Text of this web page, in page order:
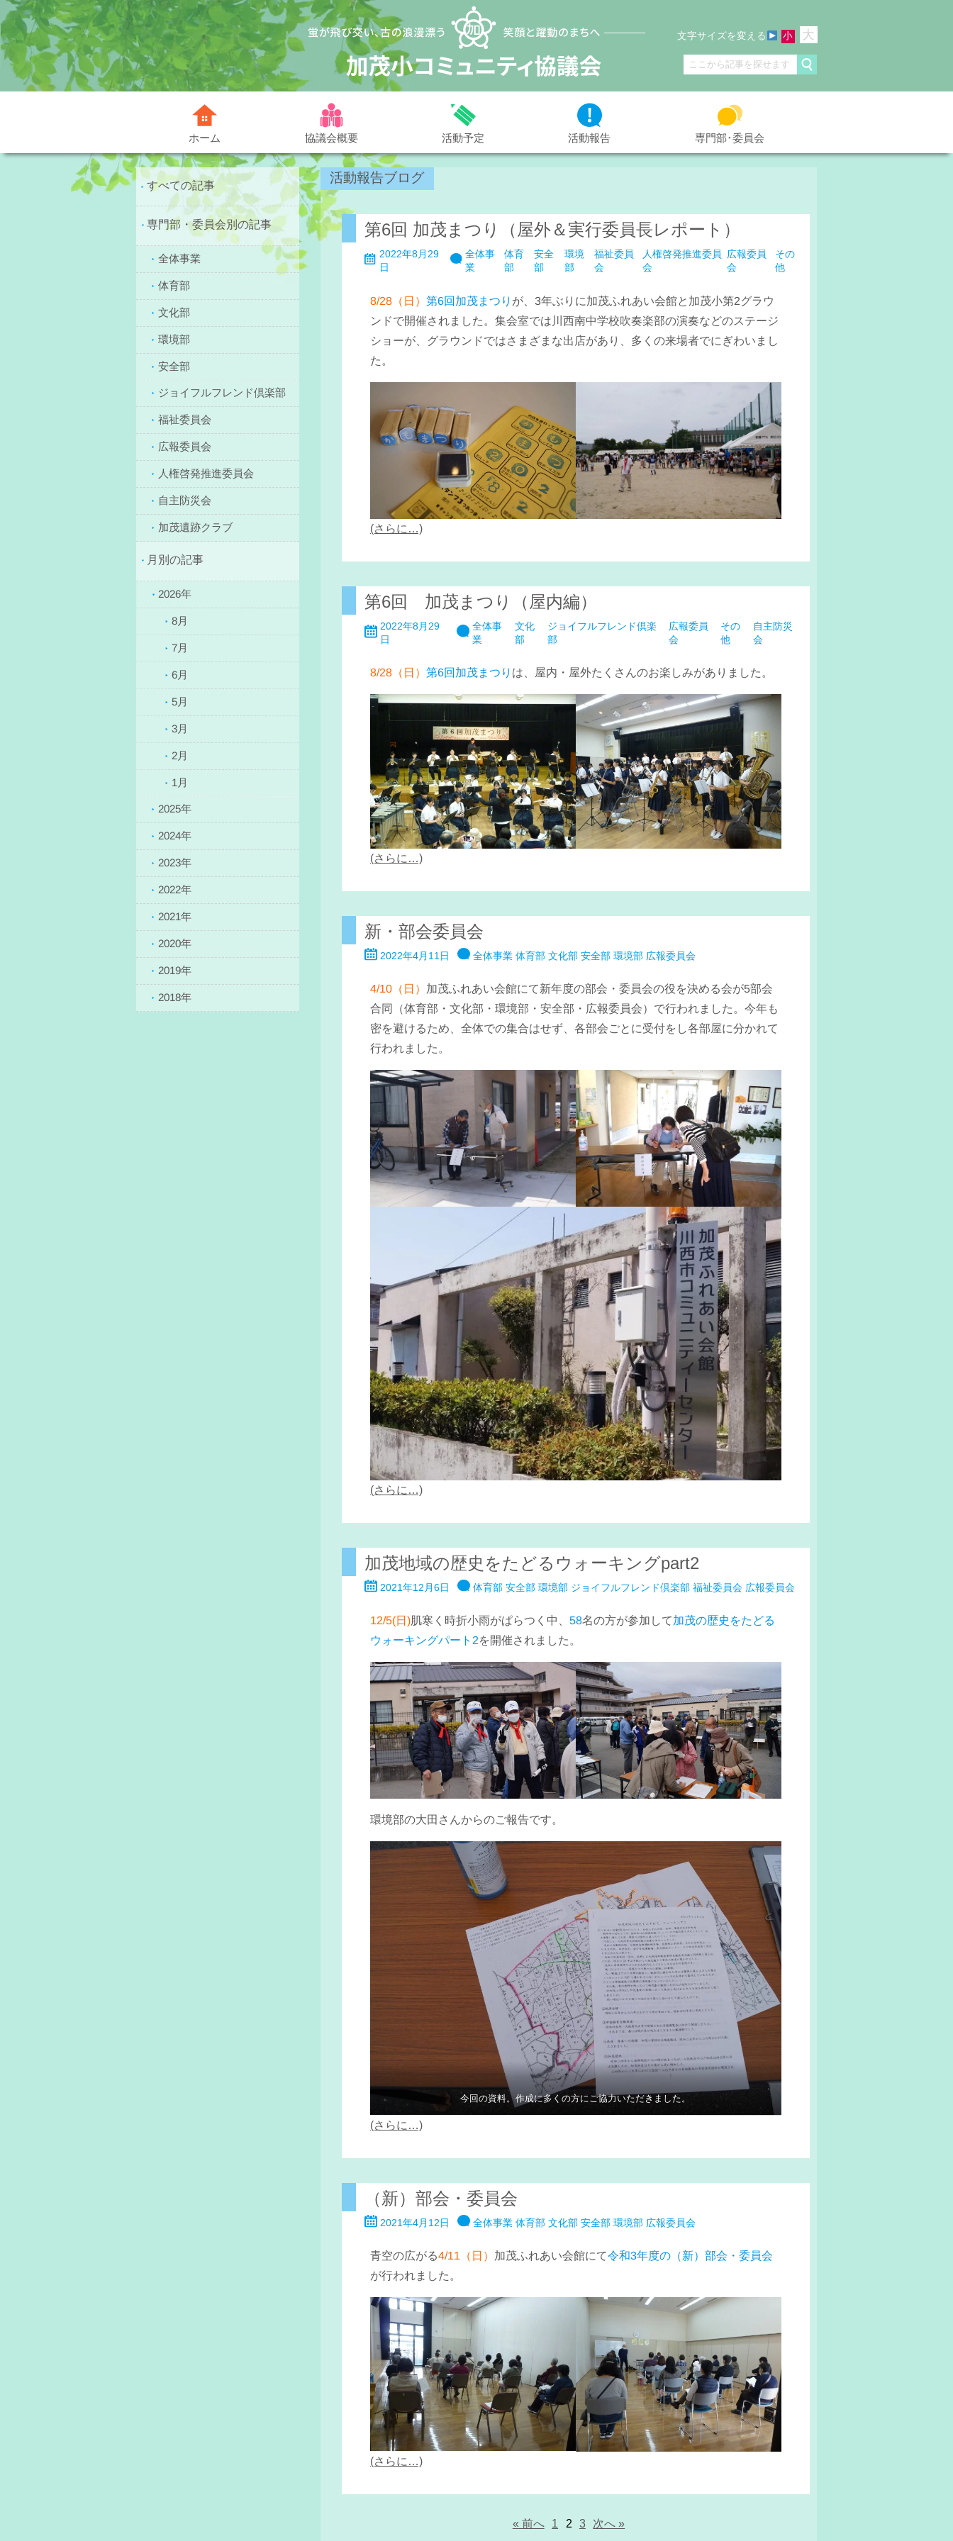
文字サイズを変える 小 大
ホーム 協議会概要 活動予定 活動報告 専門部･委員会
すべての記事
専門部・委員会別の記事
全体事業
体育部
文化部
環境部
安全部
ジョイフルフレンド倶楽部
福祉委員会
広報委員会
人権啓発推進委員会
自主防災会
加茂遺跡クラブ
月別の記事
2026年
8月
7月
6月
5月
3月
2月
1月
2025年
2024年
2023年
2022年
2021年
2020年
2019年
2018年
活動報告ブログ
第6回 加茂まつり（屋外＆実行委員長レポート）
2022年8月29
日
全体事
業
体育
部
安全
部
環境
部
福祉委員
会
人権啓発推進委員
会
広報委員
会
その
他
8/28（日）第6回加茂まつり が、3年ぶりに加茂ふれあい会館と加茂小第2グラウ
ンドで開催されました。集会室では川西南中学校吹奏楽部の演奏などのステージ
ショーが、グラウンドではさまざまな出店があり、多くの来場者でにぎわいまし
た。
(さらに…)
第6回 加茂まつり（屋内編）
2022年8月29
日
全体事
業
文化
部
ジョイフルフレンド倶楽
部
広報委員
会
その
他
自主防災
会
8/28（日）第6回加茂まつり は、屋内・屋外たくさんのお楽しみがありました。
(さらに…)
新・部会委員会
2022年4月11日 全体事業 体育部 文化部 安全部 環境部 広報委員会
4/10（日） 加茂ふれあい会館にて新年度の部会・委員会の役を決める会が5部会
合同（体育部・文化部・環境部・安全部・広報委員会）で行われました。今年も
密を避けるため、全体での集合はせず、各部会ごとに受付をし各部屋に分かれて
行われました。
(さらに…)
加茂地域の歴史をたどるウォーキングpart2
2021年12月6日 体育部 安全部 環境部 ジョイフルフレンド倶楽部 福祉委員会 広報委員会
12/5(日)肌寒く時折小雨がぱらつく中、58名の方が参加して加茂の歴史をたどる
ウォーキングパート2を開催されました。
環境部の大田さんからのご報告です。
今回の資料。作成に多くの方にご協力いただきました。
(さらに…)
（新）部会・委員会
2021年4月12日 全体事業 体育部 文化部 安全部 環境部 広報委員会
青空の広がる4/11（日） 加茂ふれあい会館にて令和3年度の（新）部会・委員会
が行われました。
(さらに…)
« 前へ 1 2 3 次へ »